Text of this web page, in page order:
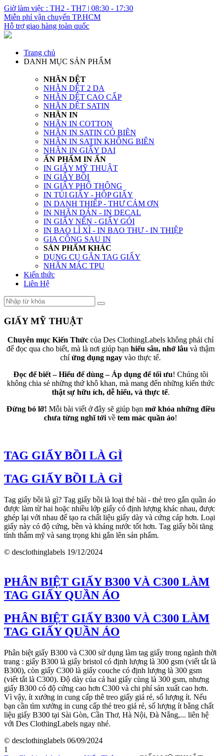
Giờ làm việc : TH2 - TH7 | 08:30 - 17:30
Miễn phí vận chuyển TP.HCM
Hỗ trợ giao hàng toàn quốc
Trang chủ
DANH MỤC SẢN PHẨM
NHÃN DỆT
NHÃN DỆT 2 DA
NHÃN DỆT CAO CẤP
NHÃN DỆT SATIN
NHÃN IN
NHÃN IN COTTON
NHÃN IN SATIN CÓ BIÊN
NHÃN IN SATIN KHÔNG BIÊN
NHÃN IN GIẤY DAI
ẤN PHẨM IN ẤN
IN GIẤY MỸ THUẬT
IN GIẤY BỒI
IN GIẤY PHỔ THÔNG
IN TÚI GIẤY - HỘP GIẤY
IN DANH THIẾP - THƯ CẢM ƠN
IN NHÃN DÁN - IN DECAL
IN GIẤY NẾN - GIẤY GÓI
IN BAO LÌ XÌ - IN BAO THƯ - IN THIỆP
GIA CÔNG SAU IN
SẢN PHẨM KHÁC
DỤNG CỤ GẮN TAG GIẤY
NHÃN MÁC TPU
Kiến thức
Liên Hệ
GIẤY MỸ THUẬT
Chuyên mục Kiến Thức của Des ClothingLabels không phải chỉ
để đọc qua cho biết, mà là nơi giúp bạn hiểu sâu, nhớ lâu và thậm
chíứng dụng ngay vào thực tế.
Đọc để biết – Hiểu để dùng – Áp dụng để tối ưu! Chúng tôi
không chia sẻ những thứ khô khan, mà mang đến những kiến thức
thật sự hữu ích, dễ hiểu, và thực tế.
Đừng bỏ lỡ! Mỗi bài viết ở đây sẽ giúp bạn mở khóa những điều
chưa từng nghĩ tớivề tem mác quần áo!
TAG GIẤY BỒI LÀ GÌ
TAG GIẤY BỒI LÀ GÌ
Tag giấy bồi là gì? Tag giấy bồi là loại thẻ bài - thẻ treo gắn quần áo
được làm từ hai hoặc nhiều lớp giấy có định lượng khác nhau, được
ghép lại với nhau để tạo ra chất liệu giấy dày và cứng cáp hơn. Loại
giấy này có độ cứng, bền và kháng nước tốt hơn. Tag giấy bồi tăng
tính thẫm mỹ và sang trọng khi gắn lên sản phẩm.
© desclothinglabels 19/12/2024
PHÂN BIỆT GIẤY B300 VÀ C300 LÀM
TAG GIẤY QUẦN ÁO
PHÂN BIỆT GIẤY B300 VÀ C300 LÀM
TAG GIẤY QUẦN ÁO
Phân biệt giấy B300 và C300 sử dụng làm tag giấy trong ngành thời
trang : giấy B300 là giấy bristol có định lượng là 300 gsm (viết tắt là
B300), còn giấy C300 là giấy couche có định lượng là 300 gsm
(viết tắt là C300). Độ dày của cả hai giấy cùng là 300 gsm, nhưng
giấy B300 có độ cứng cao hơn C300 và chi phí sản xuất cao hơn.
Vì vậy, ít xưởng in cung cấp thê treo giấy giá rẻ, số lượng ít. Nếu
bạn cần tìm xưởng in cung cấp thẻ treo giá rẻ, số lượng ít bằng chất
liệu giấy B300 tại Sài Gòn, Cần Thơ, Hà Nội, Đà Nẵng,... liên hệ
với Des ClothingLabels ngay nhé.
© desclothinglabels 06/09/2024
1